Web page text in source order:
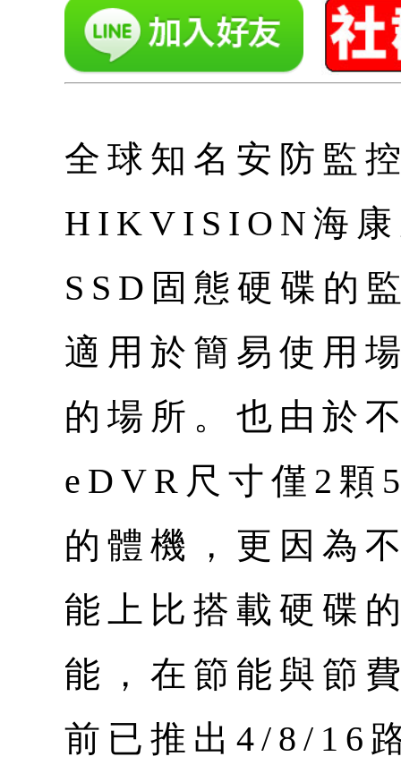
全球知名安防監
HIKVISION海康
SSD固態硬碟的
適用於簡易使用
的場所。也由於
eDVR尺寸僅2顆
的體機，更因為
能上比搭載硬碟
能，在節能與節
前已推出4/8/16